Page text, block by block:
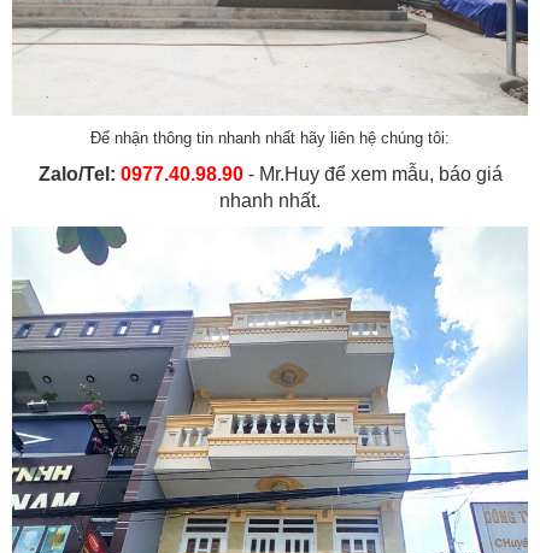
Để nhận thông tin nhanh nhất hãy liên hệ chúng tôi:
Zalo/Tel: 0977.40.98.90- Mr.Huy để xem mẫu, báo giá
nhanh nhất.